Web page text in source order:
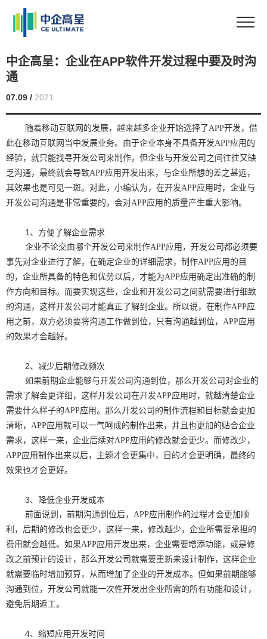
中企高呈：企业在APP软件开发过程中要及时沟
通
07.09 / 2021
随着移动互联网的发展，越来越多企业开始选择了APP开发，借
此在移动互联网当中发展业务。由于企业本身不具备开发APP应用的
经验，就只能找寻开发公司来制作，但企业与开发公司之间往往又缺
乏沟通，最终就会导致APP应用开发出来，与企业所想的差之甚远，
其效果也是可见一斑。对此，小编认为，在开发APP应用时，企业与
开发公司沟通是非常重要的，会对APP应用的质量产生重大影响。
1、方便了解企业需求
企业不论交由哪个开发公司来制作APP应用，开发公司都必须要
事先对企业进行了解，在确定企业的详细需求，制作APP应用的目
的，企业所具备的特色和优势以后，才能为APP应用确定出准确的制
作方向和目标。而要实现这些，企业和开发公司之间就需要进行细致
的沟通，这样开发公司才能真正了解到企业。所以说，在制作APP应
用之前，双方必须要将沟通工作做到位，只有沟通越到位，APP应用
的效果才会越好。
2、减少后期修改频次
如果前期企业能够与开发公司沟通到位，那么开发公司对企业的
需求了解会更详细，这样开发公司在开发APP应用时，就越清楚企业
需要什么样子的APP应用。那么开发公司的制作流程和目标就会更加
清晰，APP应用就可以一气呵成的制作出来，并且也更加的贴合企业
需求，这样一来，企业后续对APP应用的修改就会更少。而修改少，
APP应用制作出来以后，主题才会更集中，目的才会更明确，最终的
效果也才会更好。
3、降低企业开发成本
前面说到，前期沟通到位后，APP应用制作的过程才会更加顺
利，后期的修改也会更少，这样一来，修改越少，企业所需要承担的
费用就会越低。如果APP应用开发出来，企业需要增添功能，或是修
改之前预计的设计，那么开发公司就需要重新来设计制作，这样企业
就需要临时增加预算，从而增加了企业的开发成本。但如果前期能够
沟通到位，开发公司就能一次性开发出企业所需的所有功能和设计，
避免后期返工。
4、缩短应用开发时间